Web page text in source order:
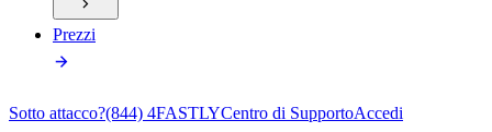
Prezzi
Sotto attacco?(844) 4FASTLYCentro di SupportoAccedi